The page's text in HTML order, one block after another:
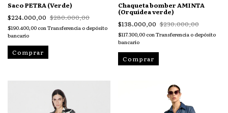
Saco PETRA (Verde)
$224.000,00 $280.000,00
$190.400,00 conTransferencia o depósito
bancario
Comprar
Chaqueta bomber AMINTA
(Orquídea verde)
$138.000,00 $230.000,00
$117.300,00 conTransferencia o depósito
bancario
Comprar